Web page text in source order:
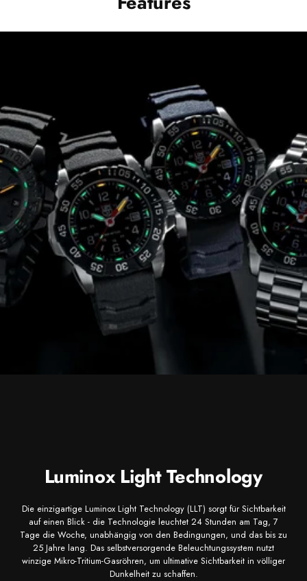
Luminox Light Technology
Die einzigartige Luminox Light Technology (LLT) sorgt für Sichtbarkeit
auf einen Blick - die Technologie leuchtet 24 Stunden am Tag, 7
Tage die Woche, unabhängig von den Bedingungen, und das bis zu
25 Jahre lang. Das selbstversorgende Beleuchtungssystem nutzt
winzige Mikro-Tritium-Gasröhren, um ultimative Sichtbarkeit in völliger
Dunkelheit zu schaffen.